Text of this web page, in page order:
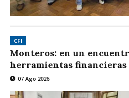
CFI
Monteros: en un
herramientas financieras
07 Ago 2026